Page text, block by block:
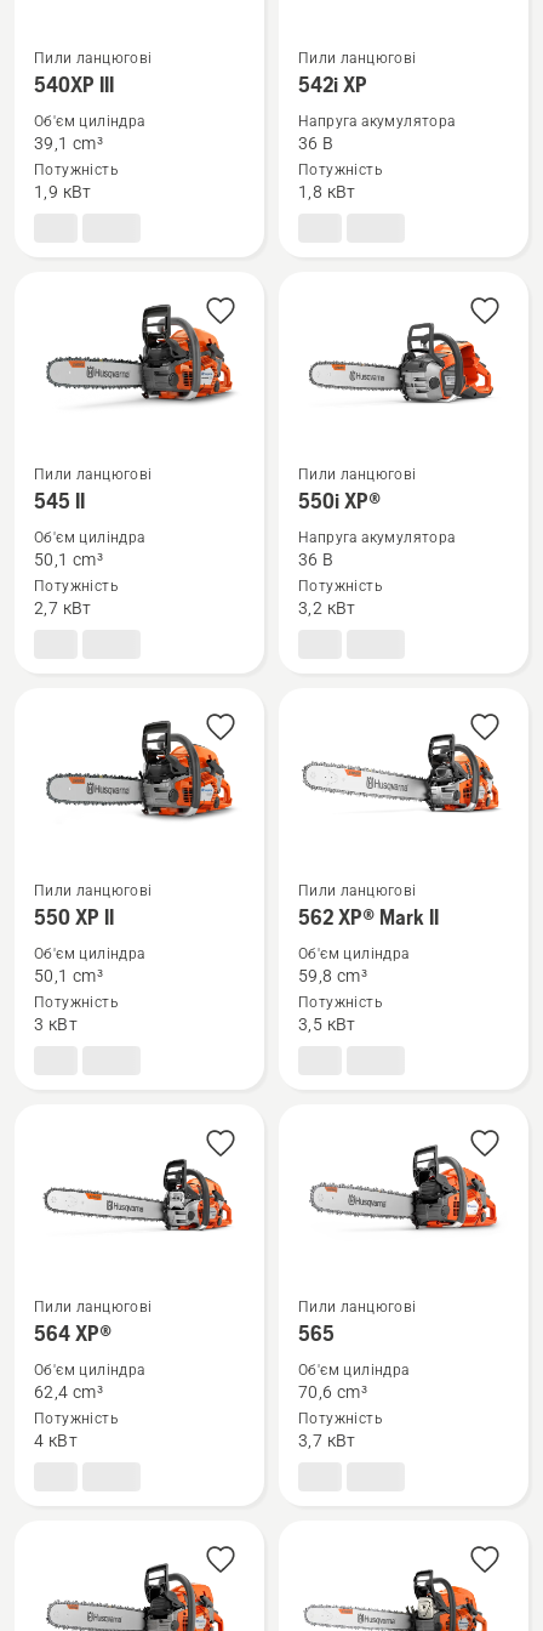
Переглянути
більше
деталей
про
540XP
Пили ланцюгові
540XP III
Об'єм циліндра
39,1 cm³
Потужність
1,9 кВт
Переглянути
більше
деталей
про
542i
Пили ланцюгові
542i XP
Напруга акумулятора
36 B
Потужність
1,8 кВт
Переглянути
більше
деталей
545 II
Пили ланцюгові
545 II
Об'єм циліндра
50,1 cm³
Потужність
2,7 кВт
Переглянути
більше
деталей
550i
Пили ланцюгові
550i XP®
Напруга акумулятора
36 B
Потужність
3,2 кВт
Переглянути
більше
деталей
550 XP
Пили ланцюгові
550 XP II
Об'єм циліндра
50,1 cm³
Потужність
3 кВт
Переглянути
більше
деталей
562 XP®
Пили ланцюгові
562 XP® Mark II
Об'єм циліндра
59,8 cm³
Потужність
3,5 кВт
Переглянути
більше
деталей
564 XP®
Пили ланцюгові
564 XP®
Об'єм циліндра
62,4 cm³
Потужність
4 кВт
Переглянути
більше
деталей
565
Пили ланцюгові
565
Об'єм циліндра
70,6 cm³
Потужність
3,7 кВт